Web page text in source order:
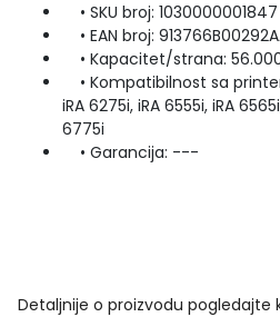
• SKU broj: 1030000001847
• EAN broj:
• Kapacitet/strana:
• Kompatibilnost sa
iRA 6275i, iRA 6555i, iRA
6775i
• Garancija: ---
Detaljnije o proizvodu pogledajte